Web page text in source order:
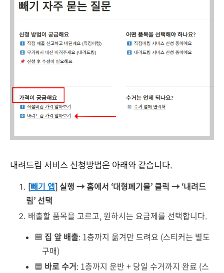
내려드림 서비스 신청방법은 아래와 같습니다.
[빼기 앱] 실행 → 홈에서 ‘대형폐기물’ 클릭 → ‘내려드
림’ 선택
배출할 품목을 고르고, 원하시는 요금제를 선택합니다.
🟦 집 앞 배출: 1층까지 옮겨만 드려요 (스티커는 별도
구매)
🟦 바로 수거: 1층까지 운반 + 당일 수거까지 완료 (스